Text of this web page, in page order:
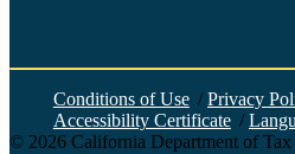
Conditions of Use / Privacy
Accessibility Certificate /
© 2026 California Department of